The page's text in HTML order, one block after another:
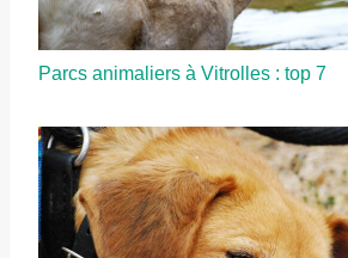
Parcs animaliers à Vitrolles : top 7